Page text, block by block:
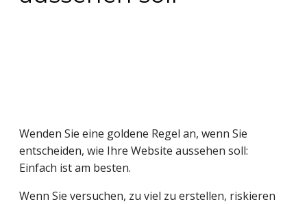
Wenden Sie eine goldene Regel an, wenn Sie
entscheiden, wie Ihre Website aussehen soll:
Einfach ist am besten.
Wenn Sie versuchen, zu viel zu erstellen, riskieren